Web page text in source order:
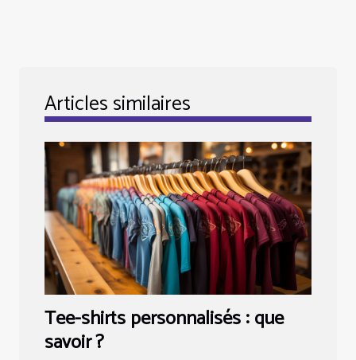
Articles similaires
Tee-shirts personnalisés : que
savoir ?